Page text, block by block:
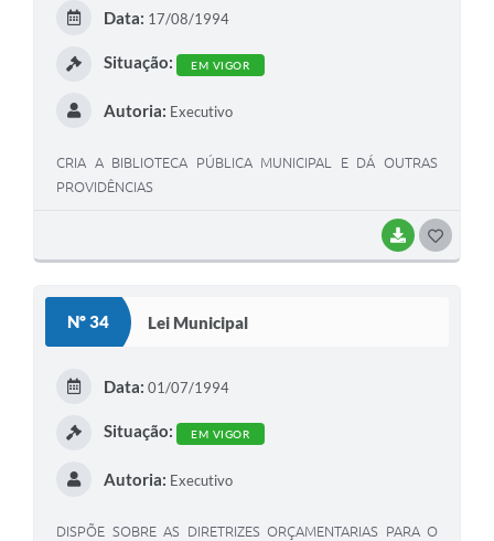
BAIXAR
Data: 17/08/1994
Situação: EM VIGOR
Autoria: Executivo
CRIA A BIBLIOTECA PÚBLICA MUNICIPAL E DÁ OUTRAS
PROVIDÊNCIAS
Nº 34 Lei Municipal
Data: 01/07/1994
Situação: EM VIGOR
Autoria: Executivo
DISPÕE SOBRE AS DIRETRIZES ORÇAMENTARIAS PARA O